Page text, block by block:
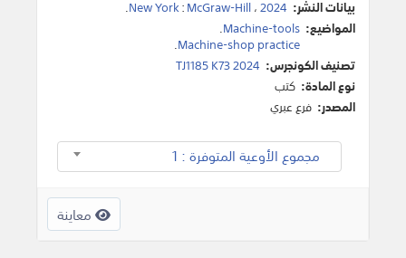
بيانات النشر:
New York:McGraw-Hill،2024
.
المواضيع: Machine-tools
.
Machine-shop practice
.
تصنيف الكونجرس: TJ1185 K73 2024
نوع المادة: كتب
المصدر: فرع عبري
مجموع الأوعية المتوفرة : 1
معاينة